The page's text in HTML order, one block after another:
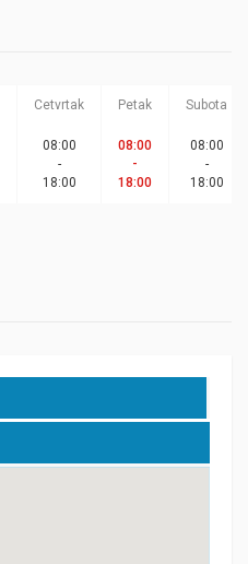
Cetvrtak Petak Subota
08:00
-
18:00
08:00
-
18:00
08:00
-
18:00